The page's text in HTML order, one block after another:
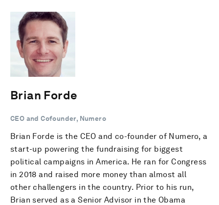
Brian Forde
CEO and Cofounder, Numero
Brian Forde is the CEO and co-founder of Numero, a
start-up powering the fundraising for biggest
political campaigns in America. He ran for Congress
in 2018 and raised more money than almost all
other challengers in the country. Prior to his run,
Brian served as a Senior Advisor in the Obama